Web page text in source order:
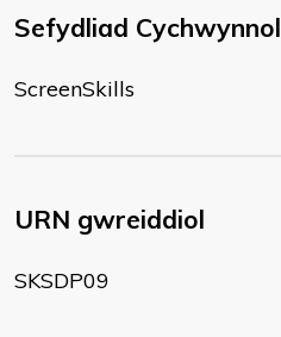
Sefydliad Cychwynnol
ScreenSkills
URN gwreiddiol
SKSDP09